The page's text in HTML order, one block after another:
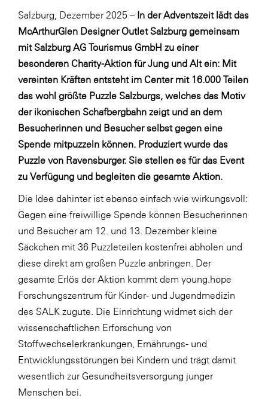
Getzner Werkstoffe
Heimat Österreich
Johnson & Johnson
JELD-WEN DANA
LAT Nitrogen
Libro
Lidl Österreich
Die Menü-Manufaktur
MTH Retail Group
OMV
OptimaMed
PAGRO
PHH Rechtsanwält:innen
Primark
Salesforce
sebamed
Salzburg, Dezember 2025 – In der Adventszeit lädt das
McArthurGlen Designer Outlet Salzburg gemeinsam
mit Salzburg AG Tourismus GmbH zu einer
besonderen Charity-Aktion für Jung und Alt ein: Mit
vereinten Kräften entsteht im Center mit 16.000 Teilen
das wohl größte Puzzle Salzburgs, welches das Motiv
der ikonischen Schafbergbahn zeigt und an dem
Besucherinnen und Besucher selbst gegen eine
Spende mitpuzzeln können. Produziert wurde das
Puzzle von Ravensburger. Sie stellen es für das Event
zu Verfügung und begleiten die gesamte Aktion.
Die Idee dahinter ist ebenso einfach wie wirkungsvoll:
Gegen eine freiwillige Spende können Besucherinnen
und Besucher am 12. und 13. Dezember kleine
Säckchen mit 36 Puzzleteilen kostenfrei abholen und
diese direkt am großen Puzzle anbringen. Der
gesamte Erlös der Aktion kommt dem young.hope
Forschungszentrum für Kinder- und Jugendmedizin
des SALK zugute. Die Einrichtung widmet sich der
wissenschaftlichen Erforschung von
Stoffwechselerkrankungen, Ernährungs- und
Entwicklungsstörungen bei Kindern und trägt damit
wesentlich zur Gesundheitsversorgung junger
Menschen bei.